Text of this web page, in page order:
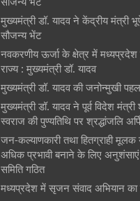
मुख्यमंत्री डॉ. यादव ने केंद्रीय मंत्री
सौजन्य भेंट
नवकरणीय ऊर्जा के क्षेत्र में
राज्य : मुख्यमंत्री डॉ. यादव
मुख्यमंत्री डॉ. यादव की जनोन्मुखी पहल
मुख्यमंत्री डॉ. यादव ने पूर्व विदेश मंत्री
स्वराज की पुण्यतिथि पर श्रद्धांजलि
जन-कल्याणकारी तथा हितग्राही
अधिक प्रभावी बनाने के लिए
समिति गठित
मध्यप्रदेश में सृजन संवाद अभियान का